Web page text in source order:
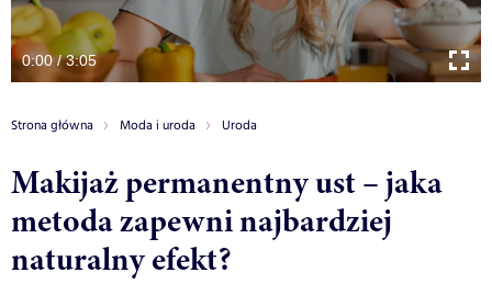
0:00 / 3:05
Strona główna Moda i uroda Uroda
Makijaż permanentny ust – jaka
metoda zapewni najbardziej
naturalny efekt?